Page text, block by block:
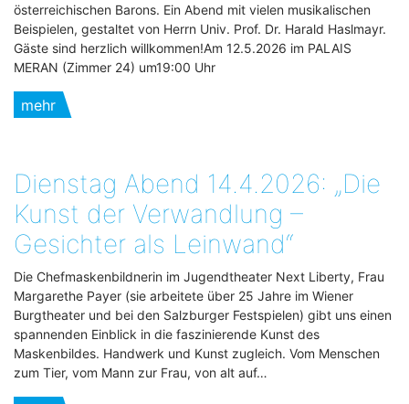
österreichischen Barons. Ein Abend mit vielen musikalischen
Beispielen, gestaltet von Herrn Univ. Prof. Dr. Harald Haslmayr.
Gäste sind herzlich willkommen!Am 12.5.2026 im PALAIS
MERAN (Zimmer 24) um19:00 Uhr
mehr
Dienstag Abend 14.4.2026: „Die
Kunst der Verwandlung –
Gesichter als Leinwand“
Die Chefmaskenbildnerin im Jugendtheater Next Liberty, Frau
Margarethe Payer (sie arbeitete über 25 Jahre im Wiener
Burgtheater und bei den Salzburger Festspielen) gibt uns einen
spannenden Einblick in die faszinierende Kunst des
Maskenbildes. Handwerk und Kunst zugleich. Vom Menschen
zum Tier, vom Mann zur Frau, von alt auf…